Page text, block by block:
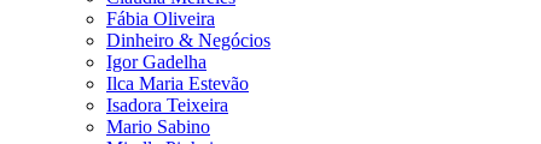
Fábia Oliveira
Dinheiro & Negócios
Igor Gadelha
Ilca Maria Estevão
Isadora Teixeira
Mario Sabino